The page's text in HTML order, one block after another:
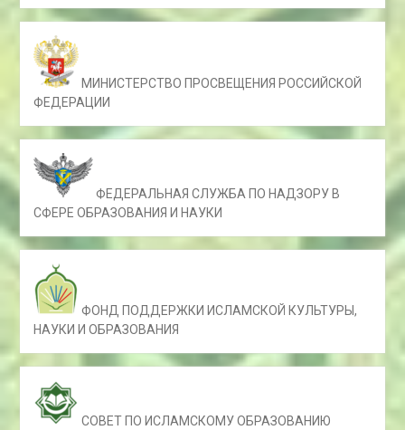
МИНИСТЕРСТВО ПРОСВЕЩЕНИЯ РОССИЙСКОЙ
ФЕДЕРАЦИИ
ФЕДЕРАЛЬНАЯ СЛУЖБА ПО НАДЗОРУ В
СФЕРЕ ОБРАЗОВАНИЯ И НАУКИ
ФОНД ПОДДЕРЖКИ ИСЛАМСКОЙ КУЛЬТУРЫ,
НАУКИ И ОБРАЗОВАНИЯ
СОВЕТ ПО ИСЛАМСКОМУ ОБРАЗОВАНИЮ